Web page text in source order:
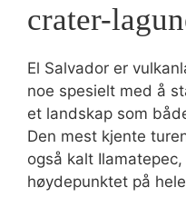
crater-
El Salvador er
noe spesielt med å
et landskap som
Den mest kjente
også kalt
høydepunktet på